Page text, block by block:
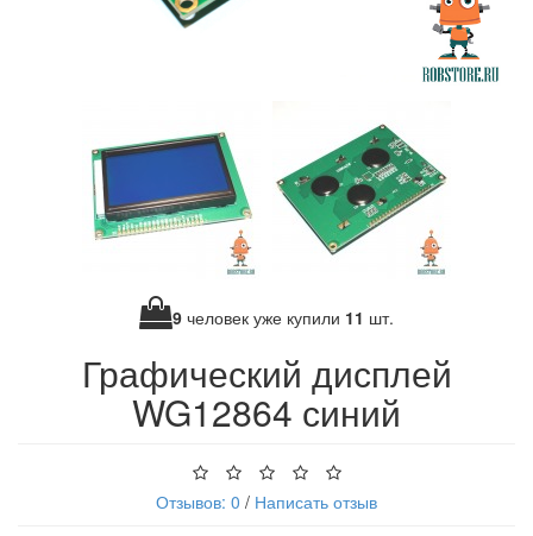
9 человек уже купили 11 шт.
Графический дисплей
WG12864 синий
Отзывов: 0 / Написать отзыв